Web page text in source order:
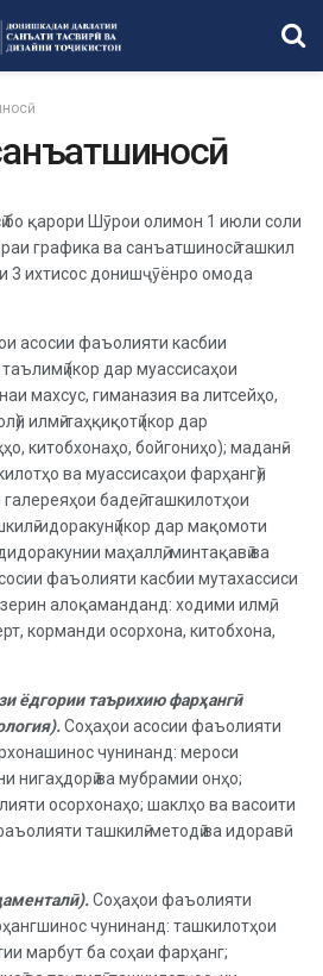
бо қарори Шӯрои олимон 1 июли соли
графика ва санъатшиносӣ ташкил
3 ихтисос донишҷӯёнро омода
асосии фаъолияти касбии
(кор дар муассисаҳои
махсус, гиманазия ва литсейҳо,
илмӣ-таҳқиқотӣ (кор дар
китобхонаҳо, бойгониҳо); маданӣ-
ва муассисаҳои фарҳангӣ);
галереяҳои бадеӣ, ташкилотҳои
идоракунӣ (кор дар мақомоти
маҳаллӣ, минтақавӣ ва
фаъолияти касбии мутахассиси
алоқаманданд: ходими илмӣ,
корманди осорхона, китобхона,
ёдгории таърихию фарҳангӣ
Соҳаҳои асосии фаъолияти
чунинанд: мероси
нигаҳдорӣ ва мубрамии онҳо;
осорхонаҳо; шаклҳо ва васоити
ташкилӣ-методӣ ва идоравӣ
Соҳаҳои фаъолияти
чунинанд: ташкилотҳои
марбут ба соҳаи фарҳанг;